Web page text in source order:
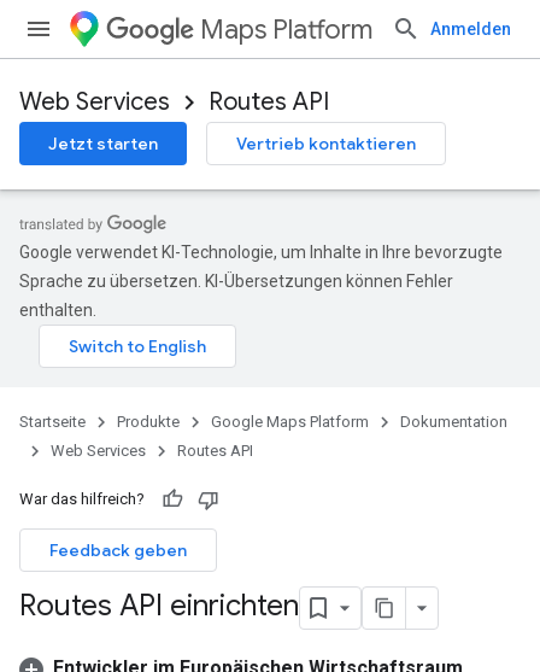
Maps Platform Anmelden
Web Services Routes API
Jetzt starten Vertrieb kontaktieren
Google verwendet KI-Technologie, um Inhalte in Ihre bevorzugte
Sprache zu übersetzen. KI-Übersetzungen können Fehler
enthalten.
Startseite Produkte Google Maps Platform
Dokumentation
Web Services
Routes API
War das hilfreich?
Feedback geben
Routes API einrichten